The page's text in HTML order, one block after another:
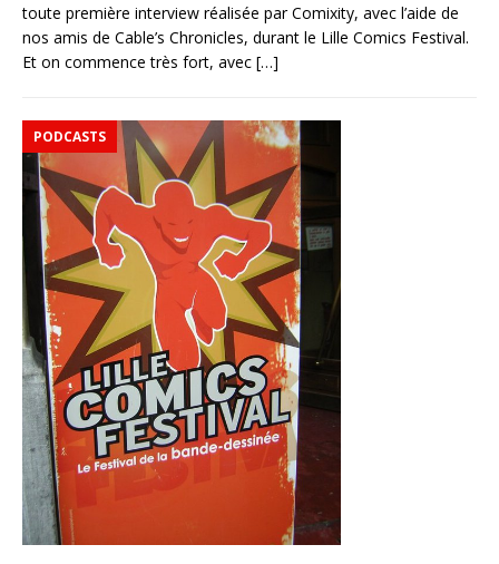
toute première interview réalisée par Comixity, avec l’aide de
nos amis de Cable’s Chronicles, durant le Lille Comics Festival.
Et on commence très fort, avec […]
PODCASTS